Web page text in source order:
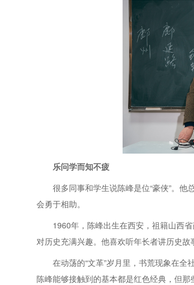
乐问学而知不疲
很多同事和学生说陈峰是位“豪侠”。
会勇于相助。
1960年，陈峰出生在西安，祖籍山西
对历史充满兴趣。他喜欢听年长者讲历史故
在动荡的“文革”岁月里，书荒现象在
陈峰能够接触到的基本都是红色经典，但